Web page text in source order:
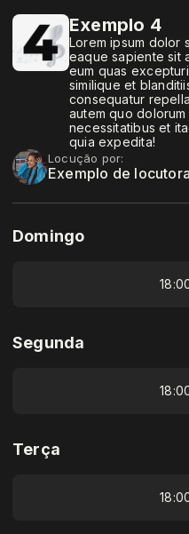
Exemplo 4
Lorem ipsum dolor
eaque sapiente sit
eum quas
similique et
consequatur
autem quo
necessitatibus et
quia expedita!
Locução por:
Exemplo de locutora
Domingo
Segunda
Terça